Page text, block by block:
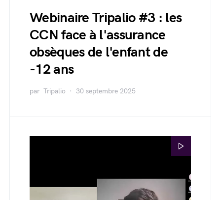
Webinaire Tripalio #3 : les
CCN face à l'assurance
obsèques de l'enfant de
-12 ans
par Tripalio 30 septembre 2025